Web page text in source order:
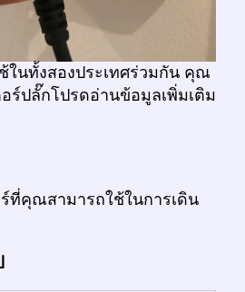
ในทั้งสองประเทศร่วมกัน คุณ
ร์ปลั๊กโปรดอ่านข้อมูลเพิ่มเติม
ที่คุณสามารถใช้ในการเดิน